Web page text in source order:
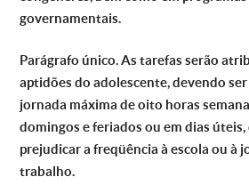
governamentais.
Parágrafo único. As tarefas serão
aptidões do adolescente, devendo
jornada máxima de oito horas
domingos e feriados ou em dias úteis,
prejudicar a freqüência à escola ou à
trabalho.